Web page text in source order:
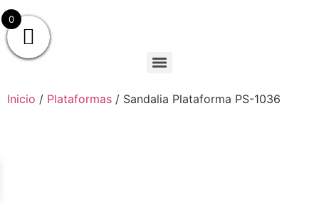
Inicio / Plataformas / Sandalia Plataforma PS-1036
0